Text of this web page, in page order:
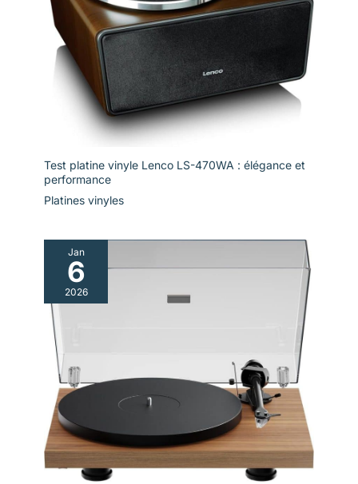
Test platine vinyle Lenco LS-470WA : élégance et
performance
Platines vinyles
Jan
6
2026